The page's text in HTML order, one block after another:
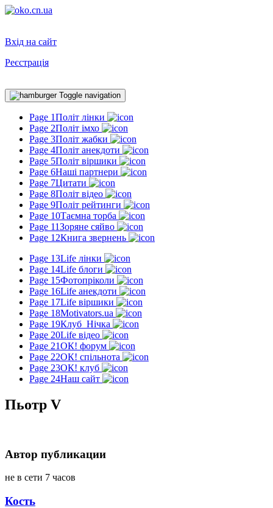
Вхід на сайт
Реєстрація
Toggle navigation
Page 1Політ лінки
Page 2Політ імхо
Page 3Політ жабки
Page 4Політ анекдоти
Page 5Політ віршики
Page 6Наші партнери
Page 7Цитати
Page 8Політ відео
Page 9Політ рейтинги
Page 10Таємна торба
Page 11Зоряне сяйво
Page 12Книга звернень
Page 13Life лінки
Page 14Life блоги
Page 15Фотопріколи
Page 16Life анекдоти
Page 17Life віршики
Page 18Motivators.ua
Page 19Клуб_Нічка
Page 20Life відео
Page 21ОК! форум
Page 22ОК! спільнота
Page 23ОК! клуб
Page 24Наш сайт
Пьотр V
Автор публикации
не в сети 7 часов
Кость